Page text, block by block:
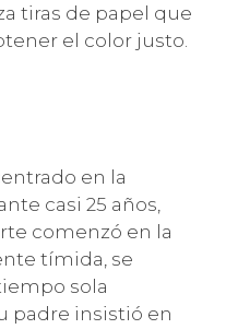
tiras de papel que
el color justo.
en la
casi 25 años,
comenzó en la
tímida, se
sola
padre insistió en